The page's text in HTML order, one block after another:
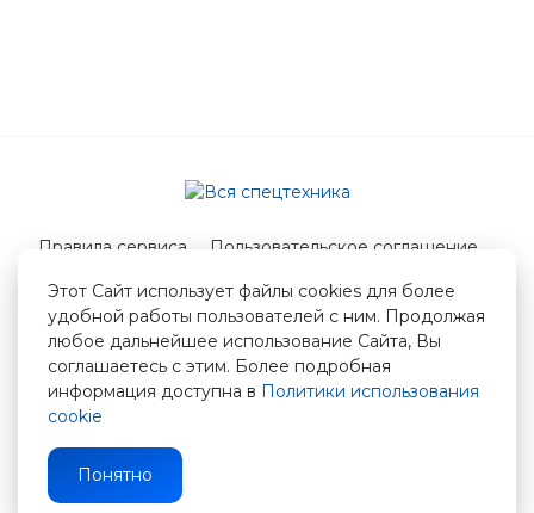
Этот Сайт использует файлы cookies для более
удобной работы пользователей с ним. Продолжая
любое дальнейшее использование Сайта, Вы
соглашаетесь с этим. Более подробная
информация доступна в Политики использования
cookie
Понятно
Правила сервиса
Пользовательское соглашение
© 2026 Вся спецтехника
info@vstshop.ru